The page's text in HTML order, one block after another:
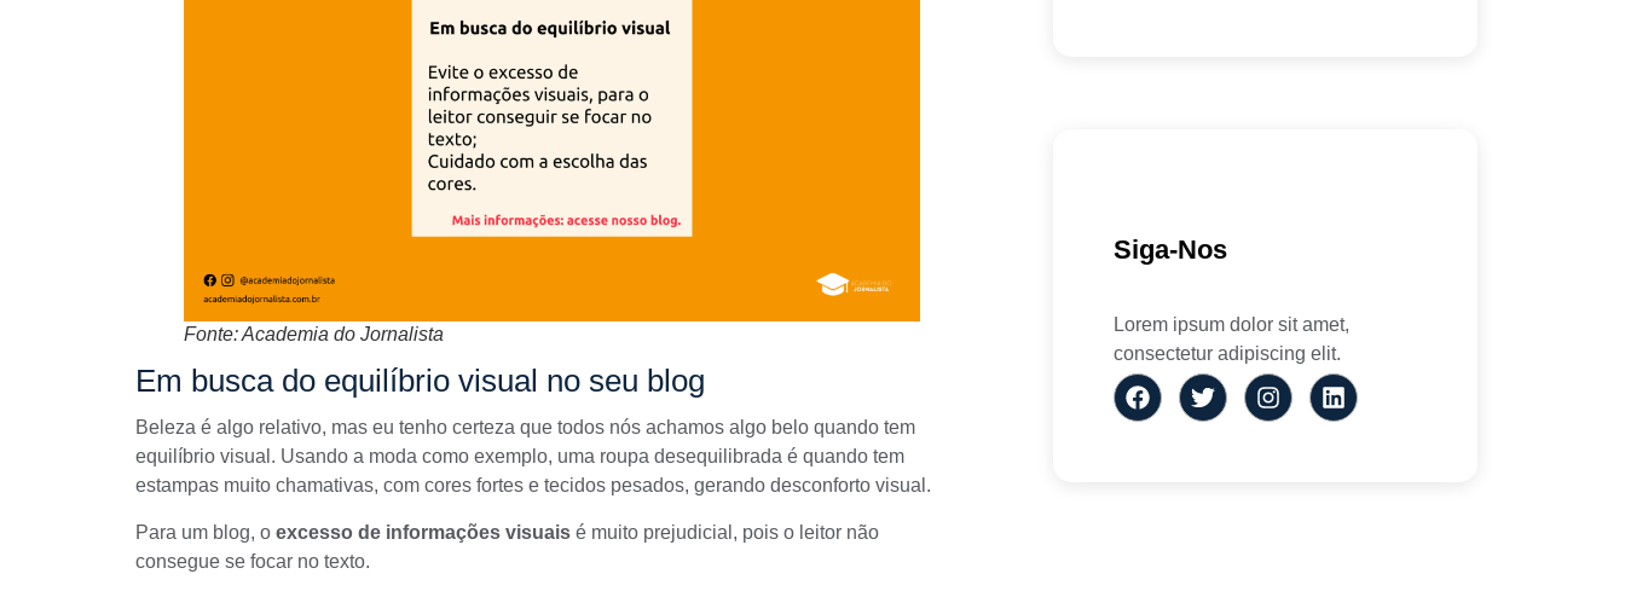
Fonte: Academia do Jornalista
Em busca do equilíbrio visual no seu blog
Beleza é algo relativo, mas eu tenho certeza que todos nós achamos algo belo quando tem
equilíbrio visual. Usando a moda como exemplo, uma roupa desequilibrada é quando tem
estampas muito chamativas, com cores fortes e tecidos pesados, gerando desconforto visual.
Para um blog, o excesso de informações visuais é muito prejudicial, pois o leitor não
consegue se focar no texto.
Siga-Nos
Lorem ipsum dolor sit amet,
consectetur adipiscing elit.